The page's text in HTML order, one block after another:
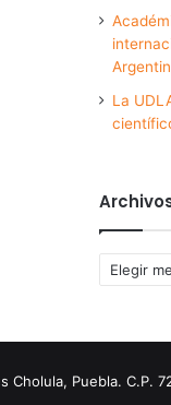
La
Archivos
Puebla. C.P.